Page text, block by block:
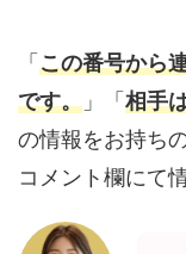
「 この番号から
です。 」「 相手
の情報をお持ち
コメント欄にて